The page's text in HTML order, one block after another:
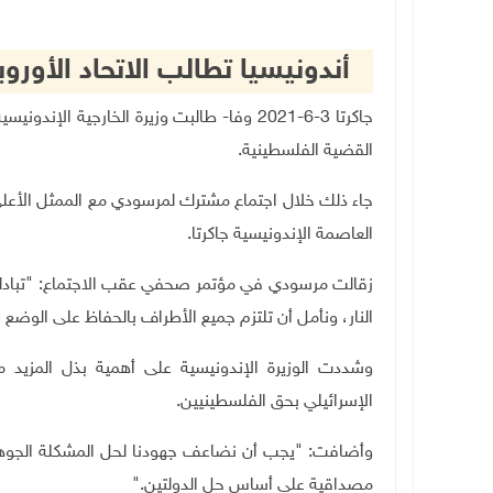
أندونيسيا تطالب الاتحاد
جاكرتا 3-6-2021 وفا- طالبت وزيرة
القضية الفلسطينية.
جاء ذلك خلال اجتماع مشترك لمرسودي مع الممثل
العاصمة الإندونيسية جاكرتا.
زقالت مرسودي في مؤتمر صحفي عقب الاجتماع:
النار، ونأمل أن تلتزم جميع الأطراف بالحفاظ على الوضع
وشددت الوزيرة الإندونيسية على أهمية بذل
الإسرائيلي بحق الفلسطينيين.
وأضافت: "يجب أن نضاعف جهودنا لحل المشكلة
مصداقية على أساس حل الدولتين".